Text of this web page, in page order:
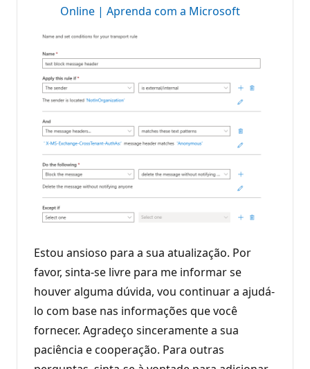
Online | Aprenda com a Microsoft
Estou ansioso para a sua atualização. Por
favor, sinta-se livre para me informar se
houver alguma dúvida, vou continuar a ajudá-
lo com base nas informações que você
fornecer. Agradeço sinceramente a sua
paciência e cooperação. Para outras